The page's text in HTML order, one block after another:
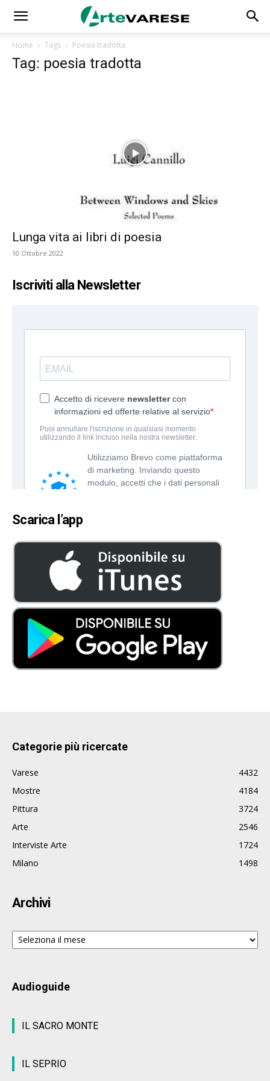
Home Tags Poesia tradotta
Tag: poesia tradotta
Lunga vita ai libri di poesia
10 Ottobre 2022
Iscriviti alla Newsletter
Scarica l’app
Categorie più ricercate
Varese
4432
Mostre
4184
Pittura
3724
Arte
2546
Interviste Arte
1724
Milano
1498
Archivi
Archivi
Audioguide
IL SACRO MONTE
IL SEPRIO